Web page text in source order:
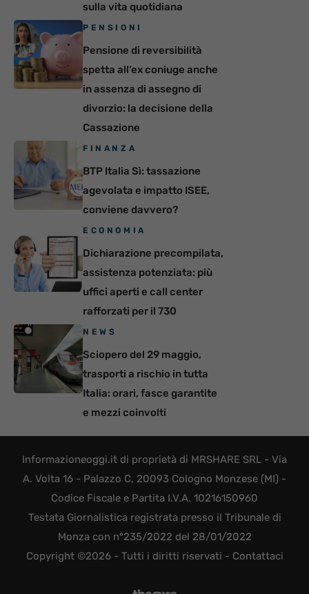
sulla vita quotidiana
PENSIONI
Pensione di reversibilità
spetta all’ex coniuge anche
in assenza di assegno di
divorzio: la decisione della
Cassazione
FINANZA
BTP Italia Sì: tassazione
agevolata e impatto ISEE,
conviene davvero?
ECONOMIA
Dichiarazione precompilata,
assistenza potenziata: più
uffici aperti e call center
rafforzati per il 730
NEWS
Sciopero del 29 maggio,
trasporti a rischio in tutta
Italia: orari, fasce garantite
e mezzi coinvolti
Informazioneoggi.it di proprietà di MRSHARE SRL - Via
A. Volta 16 - Palazzo C, 20093 Cologno Monzese (MI) -
Codice Fiscale e Partita I.V.A. 10216150960
Testata Giornalistica registrata presso il Tribunale di
Monza con n°235/2022 del 28/01/2022
Copyright ©2026 - Tutti i diritti riservati - Contattaci